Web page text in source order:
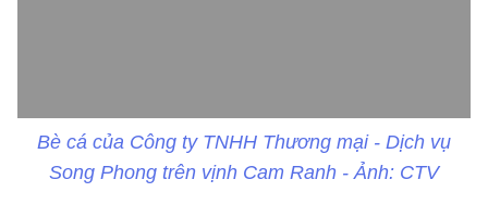
Bè cá của Công ty TNHH Thương mại - Dịch vụ
Song Phong trên vịnh Cam Ranh - Ảnh: CTV